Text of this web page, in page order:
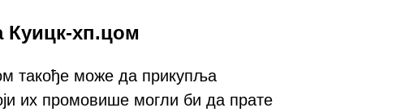
Куицк-хп.цом
такође може да прикупља
их промовише могли би да прате